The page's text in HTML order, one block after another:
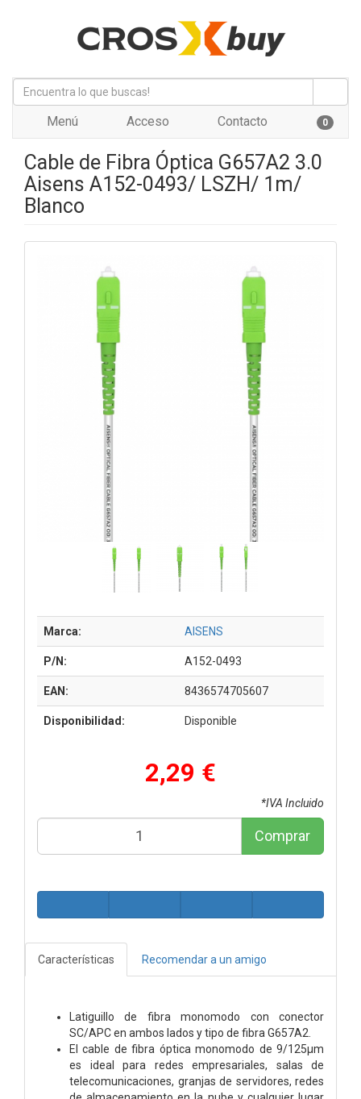
Menú Acceso Contacto 0
Cable de Fibra Óptica G657A2 3.0
Aisens A152-0493/ LSZH/ 1m/
Blanco
Marca: AISENS
P/N: A152-0493
EAN: 8436574705607
Disponibilidad: Disponible
2,29 €
*IVA Incluido
Comprar
Características Recomendar a un amigo
Latiguillo de fibra monomodo con conector
SC/APC en ambos lados y tipo de fibra G657A2.
El cable de fibra óptica monomodo de 9/125µm
es ideal para redes empresariales, salas de
telecomunicaciones, granjas de servidores, redes